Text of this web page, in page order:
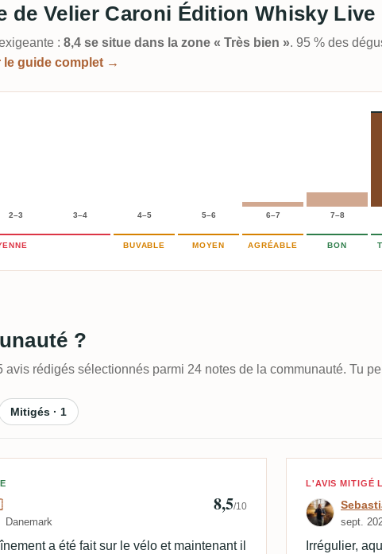
de Velier Caroni Édition Whisky Live
: 8,4 se situe dans la zone « Très bien ». 95 % des
le guide complet →
2–3 3–4 4–5 5–6 6–7 7–8
BUVABLE MOYEN AGRÉABLE BON
?
avis rédigés sélectionnés parmi 24 notes de la communauté. Tu
Mitigés · 1
🇩🇰
Danemark
8,5/10
a été fait sur le vélo et maintenant il
Avis de
L'AVIS MITIGÉ
sept.
Irrégulier,